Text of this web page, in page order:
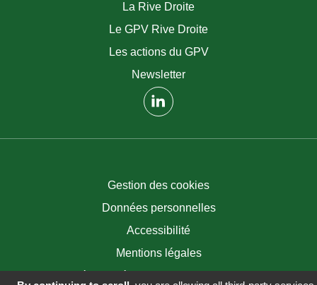
La Rive Droite
Le GPV Rive Droite
Les actions du GPV
Newsletter
(nouvelle fenêtre)
Gestion des cookies
Données personnelles
Accessibilité
Mentions légales